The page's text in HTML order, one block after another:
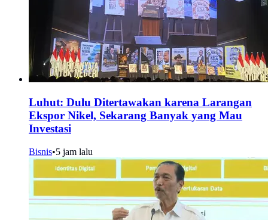
Luhut: Dulu Ditertawakan karena Larangan
Ekspor Nikel, Sekarang Banyak yang Mau
Investasi
Bisnis•5 jam lalu